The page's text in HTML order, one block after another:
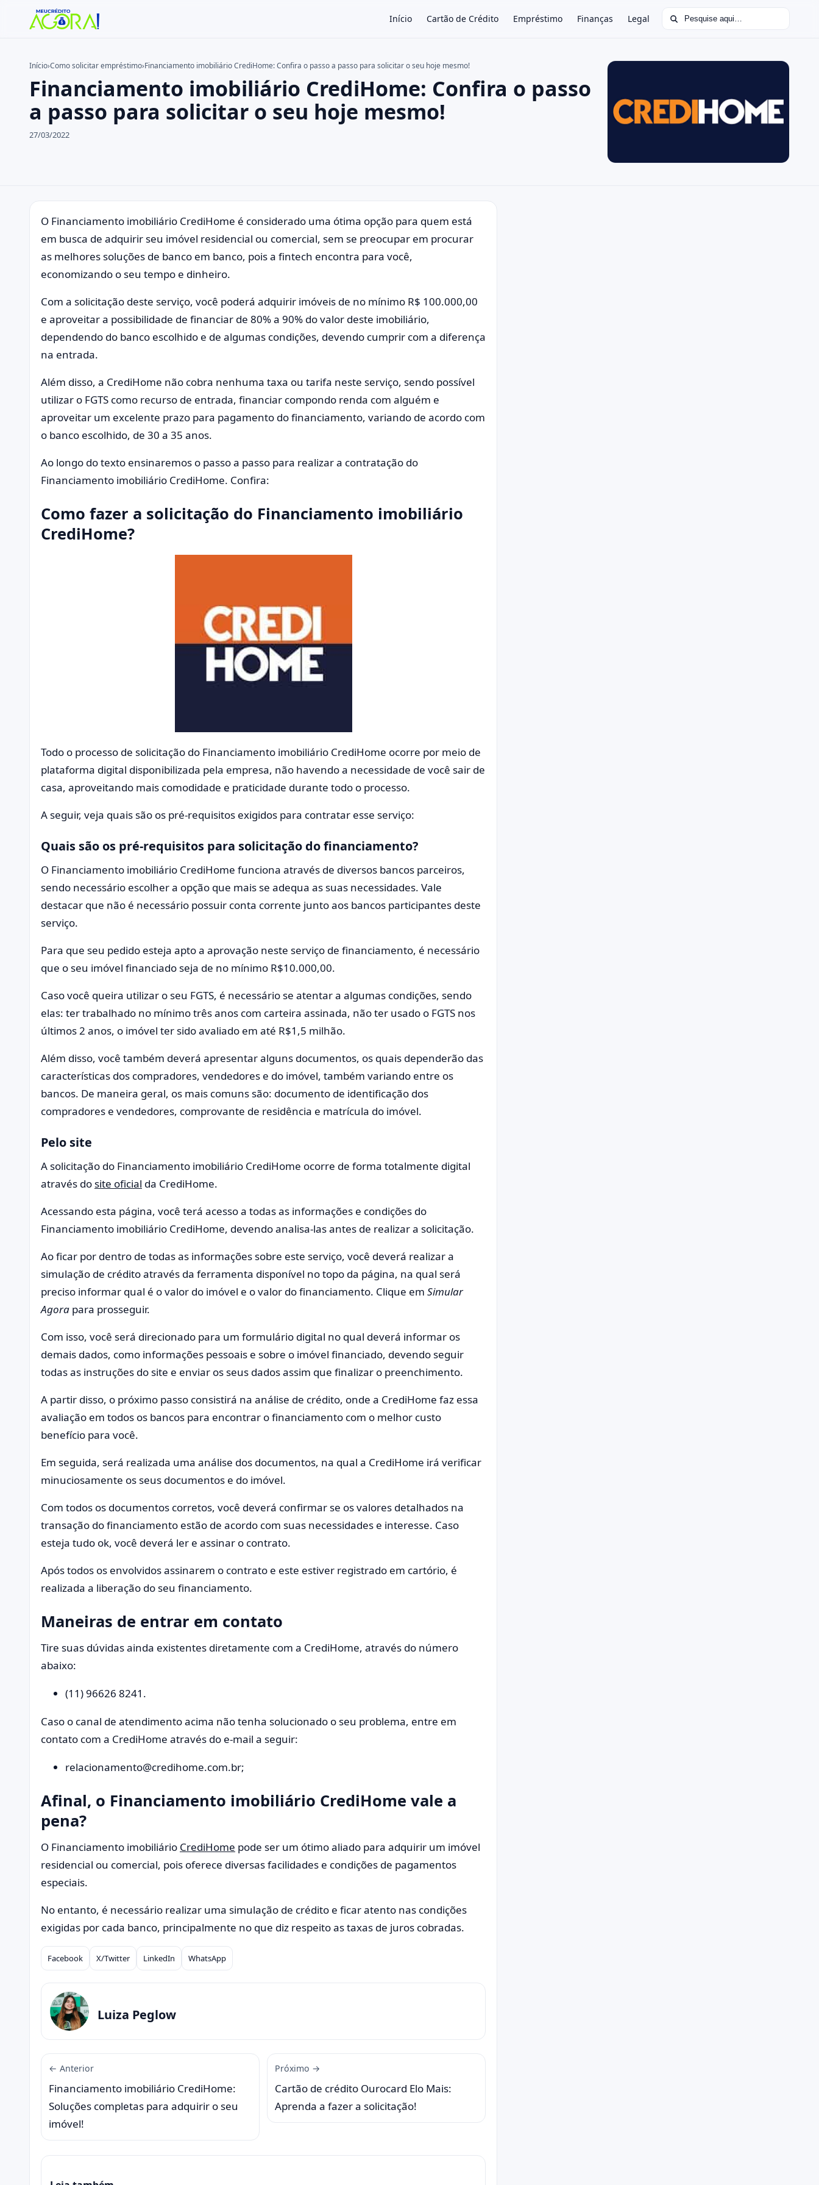
Início Cartão de Crédito Empréstimo Finanças Legal Buscar por:
Buscar no site ×
Pressione Enter para buscar ou ESC para fechar.
Início›Como solicitar empréstimo›Financiamento imobiliário CrediHome: Confira o passo a passo para solicitar o seu hoje mesmo!
Financiamento imobiliário CrediHome: Confira o passo
a passo para solicitar o seu hoje mesmo!
27/03/2022
O Financiamento imobiliário CrediHome é considerado uma ótima opção para quem está
em busca de adquirir seu imóvel residencial ou comercial, sem se preocupar em procurar
as melhores soluções de banco em banco, pois a fintech encontra para você,
economizando o seu tempo e dinheiro.
Com a solicitação deste serviço, você poderá adquirir imóveis de no mínimo R$ 100.000,00
e aproveitar a possibilidade de financiar de 80% a 90% do valor deste imobiliário,
dependendo do banco escolhido e de algumas condições, devendo cumprir com a diferença
na entrada.
Além disso, a CrediHome não cobra nenhuma taxa ou tarifa neste serviço, sendo possível
utilizar o FGTS como recurso de entrada, financiar compondo renda com alguém e
aproveitar um excelente prazo para pagamento do financiamento, variando de acordo com
o banco escolhido, de 30 a 35 anos.
Ao longo do texto ensinaremos o passo a passo para realizar a contratação do
Financiamento imobiliário CrediHome. Confira:
Como fazer a solicitação do Financiamento imobiliário
CrediHome?
Todo o processo de solicitação do Financiamento imobiliário CrediHome ocorre por meio de
plataforma digital disponibilizada pela empresa, não havendo a necessidade de você sair de
casa, aproveitando mais comodidade e praticidade durante todo o processo.
A seguir, veja quais são os pré-requisitos exigidos para contratar esse serviço:
Quais são os pré-requisitos para solicitação do financiamento?
O Financiamento imobiliário CrediHome funciona através de diversos bancos parceiros,
sendo necessário escolher a opção que mais se adequa as suas necessidades. Vale
destacar que não é necessário possuir conta corrente junto aos bancos participantes deste
serviço.
Para que seu pedido esteja apto a aprovação neste serviço de financiamento, é necessário
que o seu imóvel financiado seja de no mínimo R$10.000,00.
Caso você queira utilizar o seu FGTS, é necessário se atentar a algumas condições, sendo
elas: ter trabalhado no mínimo três anos com carteira assinada, não ter usado o FGTS nos
últimos 2 anos, o imóvel ter sido avaliado em até R$1,5 milhão.
Além disso, você também deverá apresentar alguns documentos, os quais dependerão das
características dos compradores, vendedores e do imóvel, também variando entre os
bancos. De maneira geral, os mais comuns são: documento de identificação dos
compradores e vendedores, comprovante de residência e matrícula do imóvel.
Pelo site
A solicitação do Financiamento imobiliário CrediHome ocorre de forma totalmente digital
através do site oficial da CrediHome.
Acessando esta página, você terá acesso a todas as informações e condições do
Financiamento imobiliário CrediHome, devendo analisa-las antes de realizar a solicitação.
Ao ficar por dentro de todas as informações sobre este serviço, você deverá realizar a
simulação de crédito através da ferramenta disponível no topo da página, na qual será
preciso informar qual é o valor do imóvel e o valor do financiamento. Clique em Simular
Agora para prosseguir.
Com isso, você será direcionado para um formulário digital no qual deverá informar os
demais dados, como informações pessoais e sobre o imóvel financiado, devendo seguir
todas as instruções do site e enviar os seus dados assim que finalizar o preenchimento.
A partir disso, o próximo passo consistirá na análise de crédito, onde a CrediHome faz essa
avaliação em todos os bancos para encontrar o financiamento com o melhor custo
benefício para você.
Em seguida, será realizada uma análise dos documentos, na qual a CrediHome irá verificar
minuciosamente os seus documentos e do imóvel.
Com todos os documentos corretos, você deverá confirmar se os valores detalhados na
transação do financiamento estão de acordo com suas necessidades e interesse. Caso
esteja tudo ok, você deverá ler e assinar o contrato.
Após todos os envolvidos assinarem o contrato e este estiver registrado em cartório, é
realizada a liberação do seu financiamento.
Maneiras de entrar em contato
Tire suas dúvidas ainda existentes diretamente com a CrediHome, através do número
abaixo:
(11) 96626 8241.
Caso o canal de atendimento acima não tenha solucionado o seu problema, entre em
contato com a CrediHome através do e-mail a seguir:
relacionamento@credihome.com.br;
Afinal, o Financiamento imobiliário CrediHome vale a
pena?
O Financiamento imobiliário CrediHome pode ser um ótimo aliado para adquirir um imóvel
residencial ou comercial, pois oferece diversas facilidades e condições de pagamentos
especiais.
No entanto, é necessário realizar uma simulação de crédito e ficar atento nas condições
exigidas por cada banco, principalmente no que diz respeito as taxas de juros cobradas.
Compartilhar
Facebook X/Twitter LinkedIn WhatsApp
Luiza Peglow
← Anterior
Financiamento imobiliário CrediHome:
Soluções completas para adquirir o seu
imóvel!
Próximo →
Cartão de crédito Ourocard Elo Mais:
Aprenda a fazer a solicitação!